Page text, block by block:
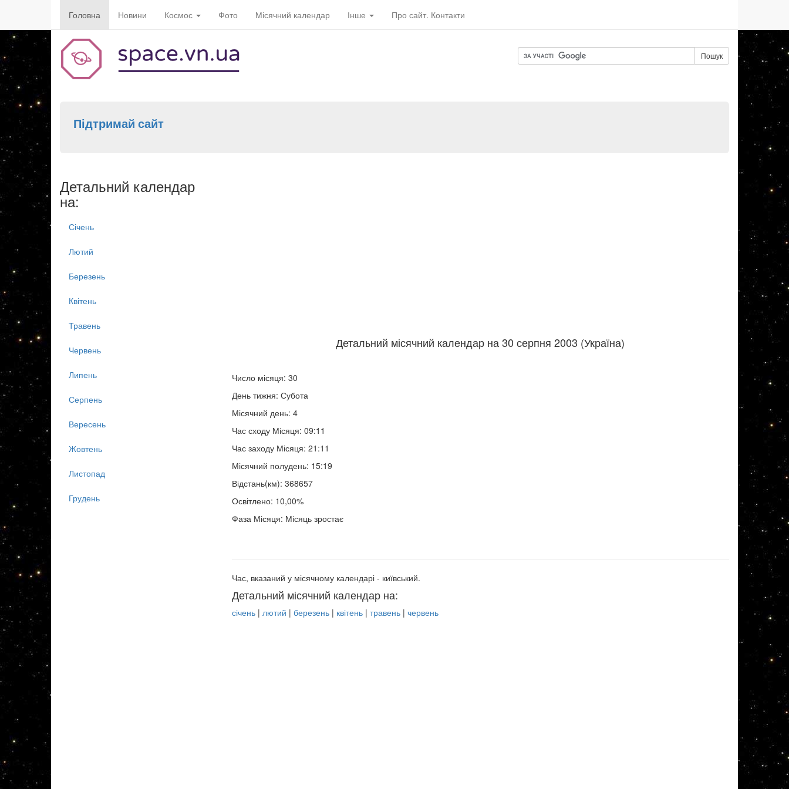
Головна Новини Космос Фото Місячний календар Інше Про сайт. Контакти
Пошук
Підтримай сайт
Детальний місячний календар на 30 серпня 2003 (Україна)
Число місяця: 30
День тижня: Субота
Місячний день: 4
Час сходу Місяця: 09:11
Час заходу Місяця: 21:11
Місячний полудень: 15:19
Відстань(км): 368657
Освітлено: 10,00%
Фаза Місяця: Місяць зростає
Час, вказаний у місячному календарі - київський.
Детальний місячний календар на:
січень| лютий | березень| квітень| травень| червень
Детальний календар
на:
Січень
Лютий
Березень
Квітень
Травень
Червень
Липень
Серпень
Вересень
Жовтень
Листопад
Грудень